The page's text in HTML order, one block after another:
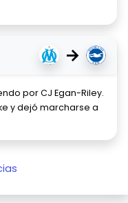
→
por CJ Egan-Riley.
y dejó marcharse a